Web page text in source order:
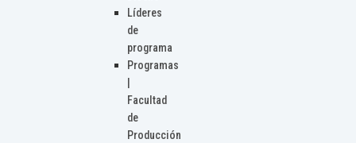
Líderes
de
programa
Programas
Facultad
de
Producción